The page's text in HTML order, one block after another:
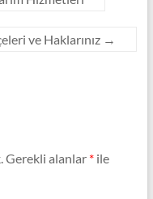
ve Haklarınız →
Gerekli alanlar *ile